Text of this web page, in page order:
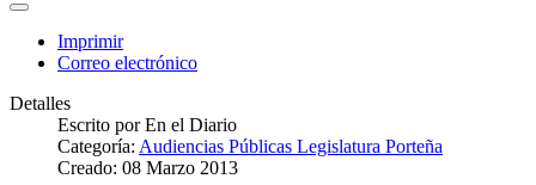
Imprimir
Correo electrónico
Detalles
Escrito porEn el Diario
Categoría: Audiencias Públicas Legislatura Porteña
Creado: 08 Marzo 2013